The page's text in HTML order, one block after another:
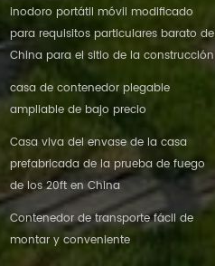
inodoro portátil móvil modificado
para requisitos particulares barato de
China para el sitio de la construcción
casa de contenedor plegable
ampliable de bajo precio
Casa viva del envase de la casa
prefabricada de la prueba de fuego
de los 20ft en China
Contenedor de transporte fácil de
montar y conveniente